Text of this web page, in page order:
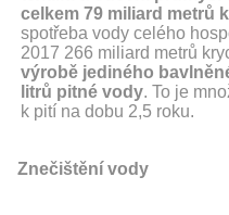
celkem 79 miliard metrů
spotřeba vody celého
2017 266 miliard metrů
výrobě jediného
litrů pitné vody. To je
k pití na dobu 2,5 roku.
Znečištění vody